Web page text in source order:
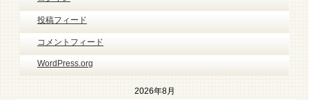
投稿フィード
コメントフィード
WordPress.org
2026年8月